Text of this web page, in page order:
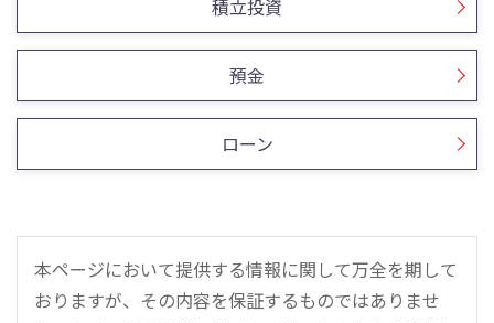
積立投資
預金
ローン
本ページにおいて提供する情報に関して万全を期して
おりますが、その内容を保証するものではありませ